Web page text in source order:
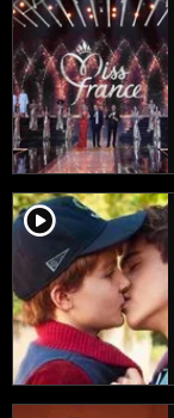
player2